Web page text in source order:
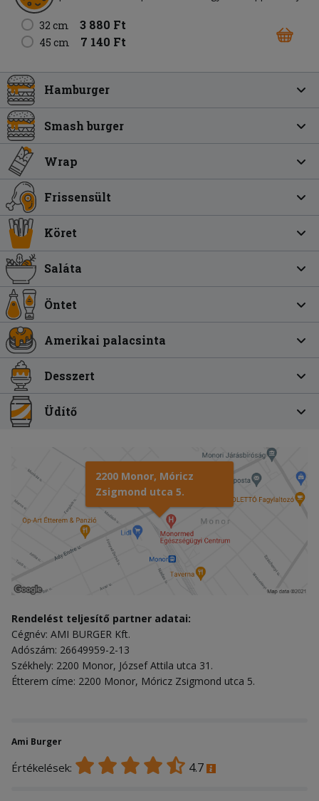
32 cm 3 880 Ft
45 cm 7 140 Ft
Hamburger
Smash burger
Wrap
Frissensült
Köret
Saláta
Öntet
Amerikai palacsinta
Desszert
Üdítő
2200 Monor, Móricz
Zsigmond utca 5.
Rendelést teljesítő partner adatai:
Cégnév: AMI BURGER Kft.
Adószám: 26649959-2-13
Székhely: 2200 Monor, József Attila utca 31.
Étterem címe: 2200 Monor, Móricz Zsigmond utca 5.
Ami Burger
Értékelések: 4.7